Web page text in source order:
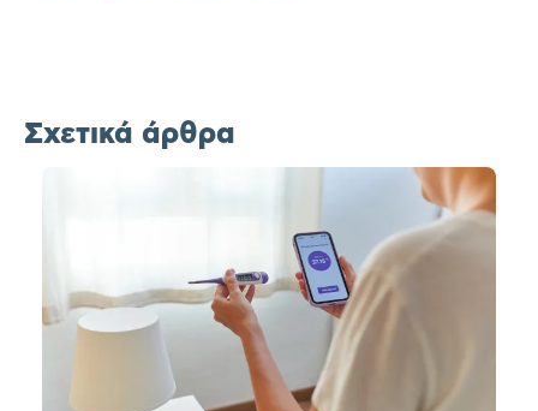
Σχετικά άρθρα